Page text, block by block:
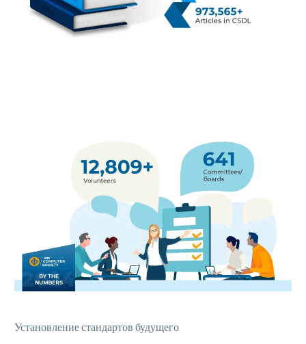
Установление стандартов будущего